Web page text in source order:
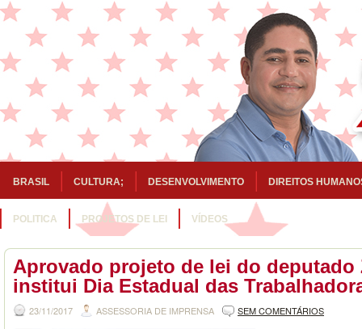
BRASIL CULTURA; DESENVOLVIMENTO DIREITOS
POLITICA PROJETOS DE LEI VÍDEOS
Aprovado projeto de lei do deputado
institui Dia Estadual das
23/11/2017 ASSESSORIA DE IMPRENSA SEM COMENTÁRIOS